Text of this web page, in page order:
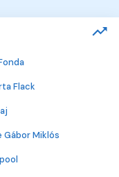
Flack
Gábor Miklós